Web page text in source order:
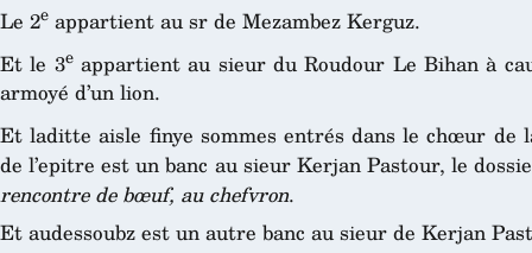
Le 2e appartient au sr de Mezambez Kerguz.
Et le 3eappartient au sieur du Roudour Le Bihan à
armoyé d’un lion.
Et laditte aisle finye sommes entrés dans le chœur de
de l’epitre est un banc au sieur Kerjan Pastour, le
rencontre de bœuf, au chefvron.
Et audessoubz est un autre banc au sieur de Kerjan